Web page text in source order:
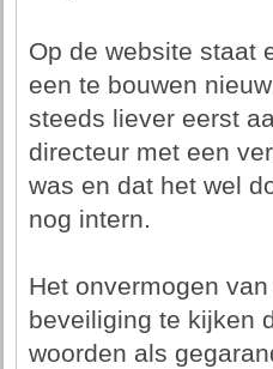
Op de website staat
een te bouwen
steeds liever eerst
directeur met een
was en dat het wel
nog intern.
Het onvermogen
beveiliging te kijken
woorden als